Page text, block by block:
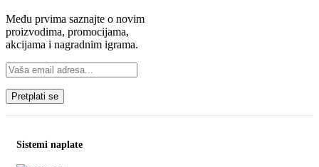
Među prvima saznajte o novim
proizvodima, promocijama,
akcijama i nagradnim igrama.
Sistemi naplate